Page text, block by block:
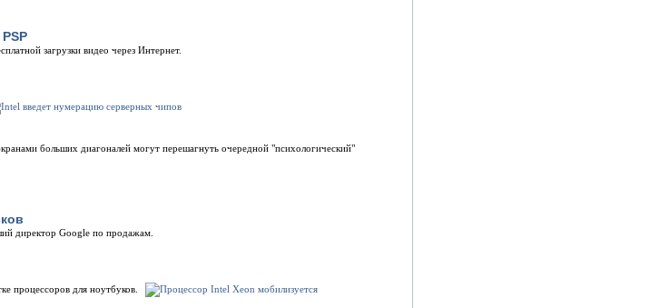
загрузки видео через Интернет.
больших диагоналей могут перешагнуть очередной "психологический"
директор Google по продажам.
процессоров для ноутбуков.